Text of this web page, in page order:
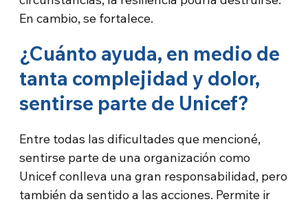
En cambio, se fortalece.
¿Cuánto ayuda, en medio de
tanta complejidad y dolor,
sentirse parte de Unicef?
Entre todas las dificultades que mencioné,
sentirse parte de una organización como
Unicef conlleva una gran responsabilidad, pero
también da sentido a las acciones. Permite ir